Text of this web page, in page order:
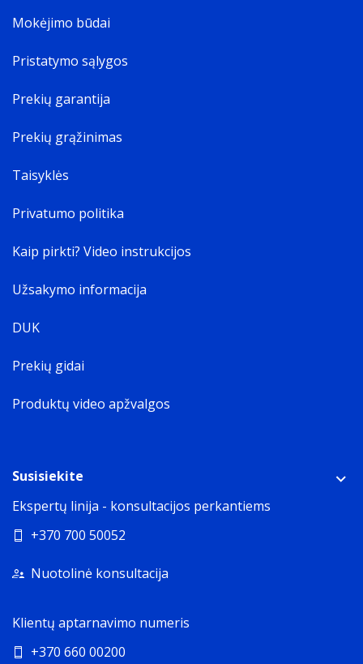
Mokėjimo būdai
Pristatymo sąlygos
Prekių garantija
Prekių grąžinimas
Taisyklės
Privatumo politika
Kaip pirkti? Video instrukcijos
Užsakymo informacija
DUK
Prekių gidai
Produktų video apžvalgos
Susisiekite
Ekspertų linija - konsultacijos perkantiems
+370 700 50052
Nuotolinė konsultacija
Klientų aptarnavimo numeris
+370 660 00200